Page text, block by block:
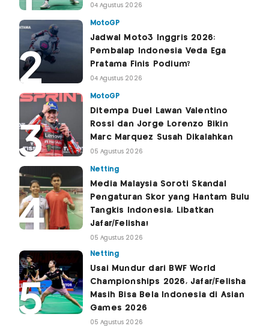
04 Agustus 2026
MotoGP
Jadwal Moto3 Inggris 2026:
Pembalap Indonesia Veda Ega
Pratama Finis Podium?
04 Agustus 2026
MotoGP
Ditempa Duel Lawan Valentino
Rossi dan Jorge Lorenzo Bikin
Marc Marquez Susah Dikalahkan
05 Agustus 2026
Netting
Media Malaysia Soroti Skandal
Pengaturan Skor yang Hantam Bulu
Tangkis Indonesia, Libatkan
Jafar/Felisha!
05 Agustus 2026
Netting
Usai Mundur dari BWF World
Championships 2026, Jafar/Felisha
Masih Bisa Bela Indonesia di Asian
Games 2026
05 Agustus 2026